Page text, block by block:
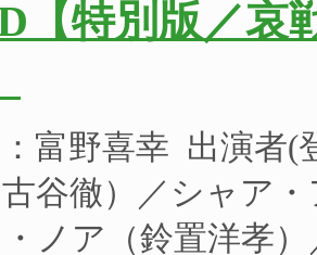
【特別版／哀
富野喜幸 出演者(
谷徹）／シャア
ノア（鈴置洋孝